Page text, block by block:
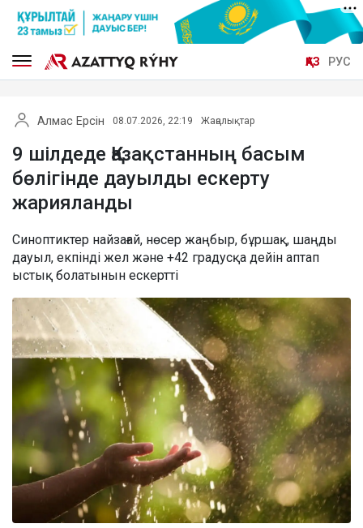
ҚАЗ РУС
Алмас Ерсін 08.07.2026, 22:19 Жаңалықтар
9 шілдеде Қазақстанның басым
бөлігінде дауылды ескерту
жарияланды
Синоптиктер найзағай, нөсер жаңбыр, бұршақ, шаңды
дауыл, екпінді жел және +42 градусқа дейін аптап
ыстық болатынын ескертті